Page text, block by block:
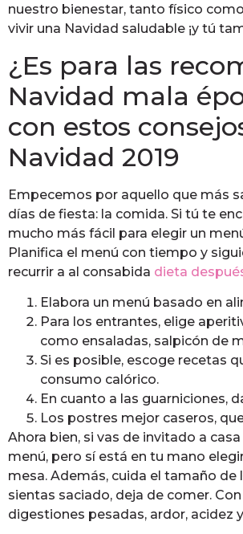
nuestro bienestar, tanto físico
vivir una Navidad saludable ¡y tú
¿Es para las
Navidad mala
con estos
Navidad 2019
Empecemos por aquello que más
días de fiesta: la comida. Si tú te
mucho más fácil para elegir un
Planifica el menú con tiempo y
recurrir a al consabida dieta
Elabora un menú basado en
Para los entrantes, elige
como ensaladas, salpicón de
Si es posible, escoge recetas
consumo calórico.
En cuanto a las guarniciones,
Los postres mejor caseros,
Ahora bien, si vas de invitado a
menú, pero sí está en tu mano
mesa. Además, cuida el tamaño
sientas saciado, deja de comer.
digestiones pesadas, ardor, acidez